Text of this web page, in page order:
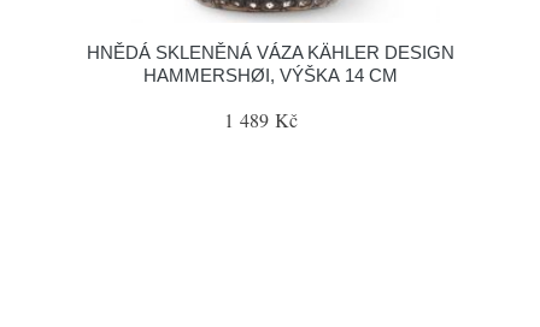
HNĚDÁ SKLENĚNÁ VÁZA KÄHLER DESIGN
HAMMERSHØI, VÝŠKA 14 CM
1 489 Kč